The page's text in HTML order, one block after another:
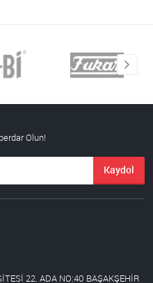
Olun!
Kaydol
22. ADA NO:40 BAŞAKŞEHİR